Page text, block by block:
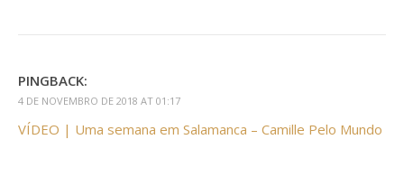
PINGBACK:
4 DE NOVEMBRO DE 2018 AT 01:17
VÍDEO | Uma semana em Salamanca – Camille Pelo Mundo